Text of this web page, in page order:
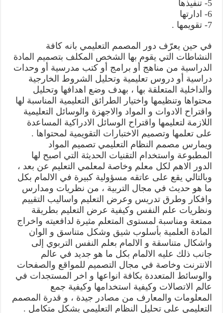
5- تنفيذها
6- ادارتها
7- تقويمها .
في حين يعرّف دور المصمم التعليمي بانه كافة
النشاطات التي يقوم بها الشخص المكلف بتصميم المادة
الدراسية من مناهج أو برامج أو كتب مدرسية أو وحدات
دراسية أو دروس تعليمية وتحليل الشروط الخارجية
والداخلية المتعلقة بها ، بهدف وضع اهدافها وتحليل
محتواها وتنظيمها واختيار الطرائق التعليمية المناسبة لها
واقتراح الادوات و المواد والاجهزة والوسائل التعليمية
اللازمة لتعليمها واقتراح الوسائل الادراكية المساعدة
على تعلمها وتصميم الاختبارات التقويمية لمحتواها .
ويمارس مصمم النظام التعليمي تصميم المواد
المطبوعة واستخدام التقنيات الحديثة التي اصبح لها
الدور الاهم لكل معلم وخاصة لمعلمي التعليم عن بعد ،
وبالتالي يقع على عاتقه مسؤولية كبيرة في الالمام بكل
ما هو حديث في مجال التربية ، من نظريات ومدارس
وافكار وطرق تدريس وعرض التعليم واساليب التقييم
ونظريات علم النفس وكيفية عرض التعليم بطريقة
ممتعة ومناسبة لمستوى المتعلم مثيرة لدافعيته واخراج
المادة العلمية بأسلوب شيق وشكل متناسق و الوان
واشكال متناسقة و الالمام بعلم النفس التربوي إلى
جانب ذلك عليه الالمام بكل ما هو جديد في عالم
الانترنت وخاصة في مجال التصميم للمواقع والصفحات
والوسائط المتعددة بكافة انواعها و اخر المستجدات في
عالم الاتصالات وكيفية استخدامها وكيفية جمع
المعلومات والمعارف من مصادر جيدة ، و قدرة المصمم
التعليمي على تحليل النظام التعليمي بشكل متكامل .